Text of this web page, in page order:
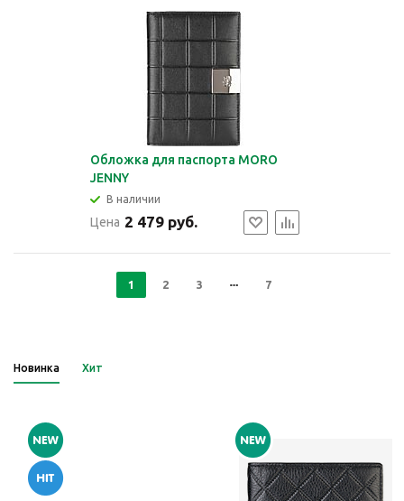
Обложка для паспорта MORO
JENNY
В наличии
Цена 2 479 руб.
1 2 3 7
Новинка Хит